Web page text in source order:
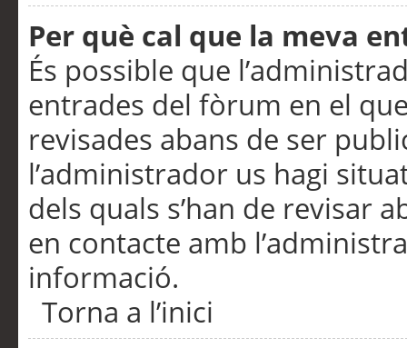
Per què cal que la meva
És possible que
entrades del fòrum en el
revisades abans de ser
l’administrador us hagi
dels quals s’han de revisar
en contacte amb
informació.
Torna a l’inici